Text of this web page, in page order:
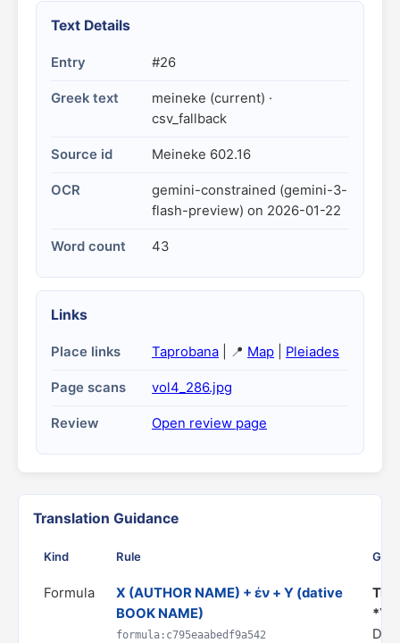
Text Details
Entry #26
Greek text
meineke (current) ·
csv_fallback
Source id Meineke 602.16
OCR
gemini-constrained (gemini-3-
flash-preview) on 2026-01-22
Word count 43
Links
Place links Taprobana | 📍 Map Pleiades
Page scans vol4_286.jpg
Review Open review page
Translation Guidance
Kind Rule
Formula
X (AUTHOR NAME) + ἐν + Y (dative
BOOK NAME)
formula:c795eaabedf9a542